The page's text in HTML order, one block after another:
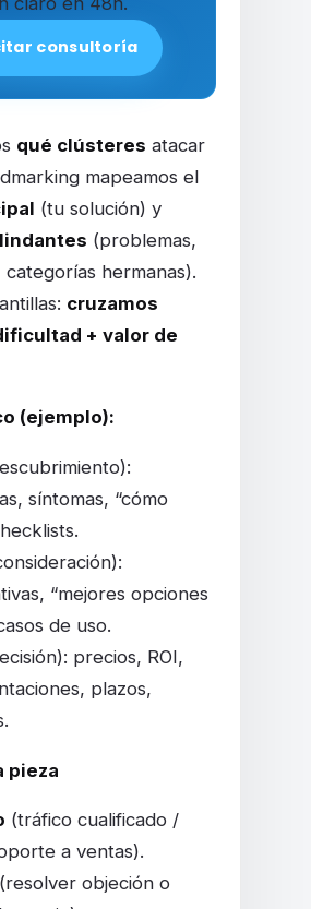
consultoría
qué clústeres atacar
mapeamos el
(tu solución) y
(problemas,
hermanas).
cruzamos
+ valor de
(ejemplo):
síntomas, “cómo
“mejores opciones
de uso.
precios, ROI,
plazos,
pieza
(tráfico cualificado /
a ventas).
(resolver objeción o